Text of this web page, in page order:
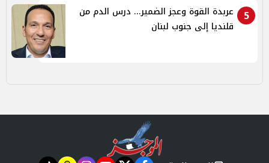
5
عربدة القوة وعجز الضمير... درس الدم من
قلنديا إلى جنوب لبنان